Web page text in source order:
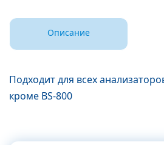
Описание
Подходит для всех
кроме BS-800